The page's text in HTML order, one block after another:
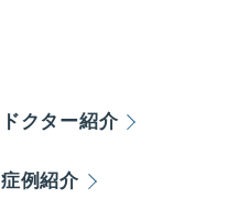
ドクター紹介
症例紹介